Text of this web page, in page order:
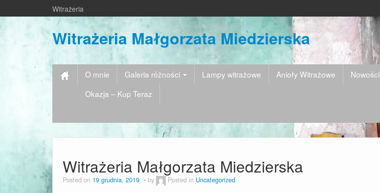
Witrażeria
Witrażeria Małgorzata Miedzierska
O mnie Galeria różności Lampy witrażowe Anioły Witrażowe Nowości
Okazja – Kup Teraz
Witrażeria Małgorzata Miedzierska
Posted on 19 grudnia, 2019 by Posted in Uncategorized